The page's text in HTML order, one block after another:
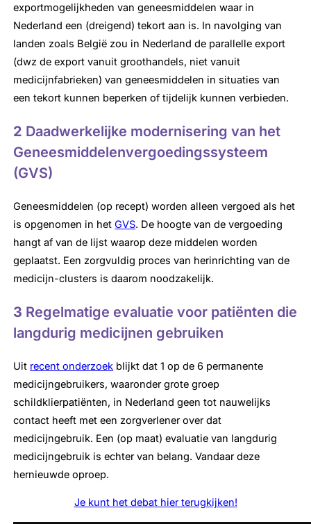
exportmogelijkheden van geneesmiddelen waar in
Nederland een (dreigend) tekort aan is. In navolging van
landen zoals België zou in Nederland de parallelle export
(dwz de export vanuit groothandels, niet vanuit
medicijnfabrieken) van geneesmiddelen in situaties van
een tekort kunnen beperken of tijdelijk kunnen verbieden.
2 Daadwerkelijke modernisering van het
Geneesmiddelenvergoedingssysteem
(GVS)
Geneesmiddelen (op recept) worden alleen vergoed als het
is opgenomen in hetGVS. De hoogte van de vergoeding
hangt af van de lijst waarop deze middelen worden
geplaatst. Een zorgvuldig proces van herinrichting van de
medicijn-clusters is daarom noodzakelijk.
3 Regelmatige evaluatie voor patiënten die
langdurig medicijnen gebruiken
Uit recent onderzoek blijkt dat 1 op de 6 permanente
medicijngebruikers, waaronder grote groep
schildklierpatiënten, in Nederland geen tot nauwelijks
contact heeft met een zorgverlener over dat
medicijngebruik. Een (op maat) evaluatie van langdurig
medicijngebruik is echter van belang. Vandaar deze
hernieuwde oproep.
Je kunt het debat hier terugkijken!